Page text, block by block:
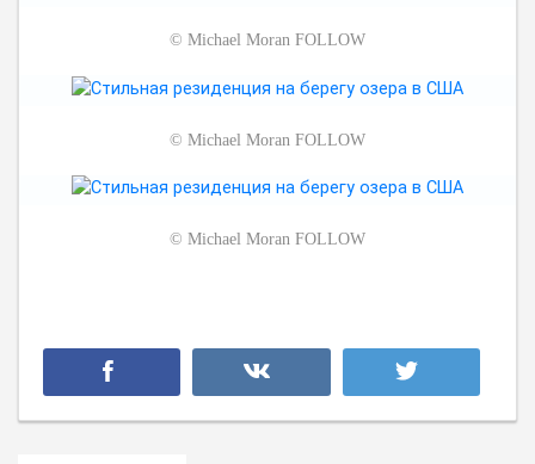
© Michael Moran FOLLOW
© Michael Moran FOLLOW
© Michael Moran FOLLOW